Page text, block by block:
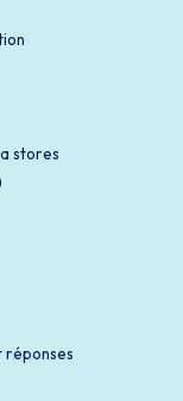
stores
réponses